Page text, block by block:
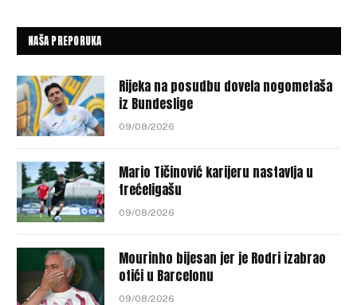
NAŠA PREPORUKA
Rijeka na posudbu dovela nogometaša
iz Bundeslige
09/08/2026
Mario Tičinović karijeru nastavlja u
trećeligašu
09/08/2026
Mourinho bijesan jer je Rodri izabrao
otići u Barcelonu
09/08/2026